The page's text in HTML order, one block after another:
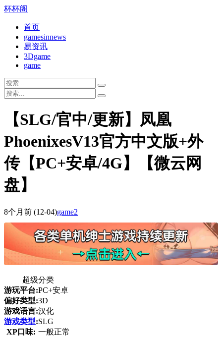
杯杯阁
首页
gamesinnews
易资讯
3Dgame
game
【SLG/官中/更新】凤凰
PhoenixesV13官方中文版+外
传【PC+安卓/4G】【微云网
盘】
8个月前 (12-04)game2
超级分类
游玩平台:PC+安卓
偏好类型:3D
游戏语言:汉化
游戏类型:SLG
XP口味: 一般正常